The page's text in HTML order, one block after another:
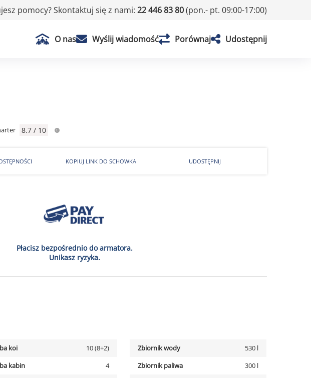
pomocy? Skontaktuj się z nami: 22 446 83 80(pon.- pt. 09:00-17:00)
O nas Wyślij wiadomość Porównaj Udostępnij
8.7 / 10
KOPIUJ LINK DO SCHOWKA UDOSTĘPNIJ
Płacisz bezpośrednio do armatora.
Unikasz ryzyka.
koi
10 (8+2)
kabin
4
Zbiornik wody
530 l
Zbiornik paliwa
300 l